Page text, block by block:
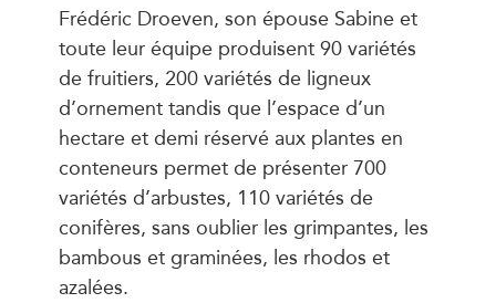
Frédéric Droeven, son épouse Sabine et
toute leur équipe produisent 90 variétés
de fruitiers, 200 variétés de ligneux
d’ornement tandis que l’espace d’un
hectare et demi réservé aux plantes en
conteneurs permet de présenter 700
variétés d’arbustes, 110 variétés de
conifères, sans oublier les grimpantes, les
bambous et graminées, les rhodos et
azalées.